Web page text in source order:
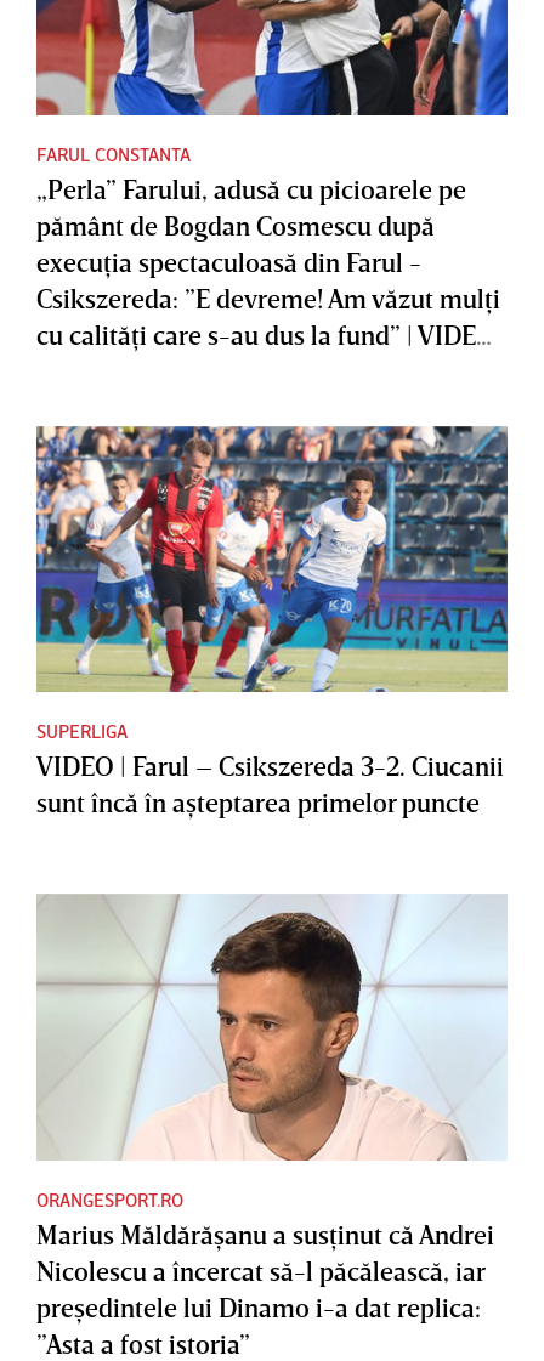
FARUL CONSTANTA
„Perla” Farului, adusă cu picioarele pe
pământ de Bogdan Cosmescu după
execuţia spectaculoasă din Farul -
Csikszereda: ”E devreme! Am văzut mulţi
cu calităţi care s-au dus la fund” | VIDEO
SUPERLIGA
VIDEO | Farul – Csikszereda 3-2. Ciucanii
sunt încă în aşteptarea primelor puncte
ORANGESPORT.RO
Marius Măldărăşanu a susţinut că Andrei
Nicolescu a încercat să-l păcălească, iar
preşedintele lui Dinamo i-a dat replica:
”Asta a fost istoria”